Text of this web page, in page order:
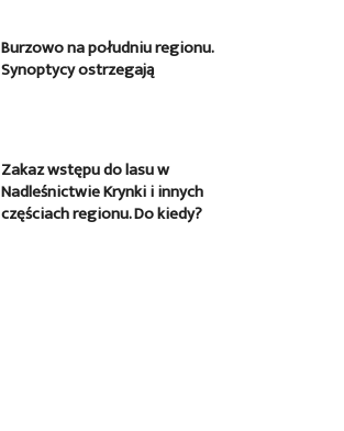
Burzowo na południu regionu.
Synoptycy ostrzegają
Zakaz wstępu do lasu w
Nadleśnictwie Krynki i innych
częściach regionu. Do kiedy?